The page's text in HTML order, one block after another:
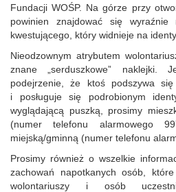
Fundacji WOŚP. Na górze przy
powinien znajdować się
kwestującego, który widnieje na
Nieodzownym atrybutem
znane „serduszkowe” naklejki.
podejrzenie, że ktoś podszywa
i posługuje się podrobionym
wyglądającą puszką, prosimy
(numer telefonu alarmowego
miejską/gminną (numer telefonu
Prosimy również o wszelkie
zachowań napotkanych osób,
wolontariuszy i osób